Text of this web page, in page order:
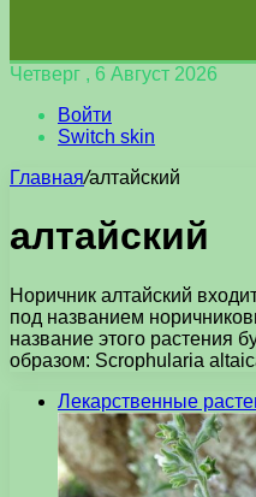
Четверг , 6 Август 2026
Войти
Switch skin
Главная/алтайский
алтайский
Норичник алтайский
под названием
название этого растения
образом: Scrophularia
Лекарственные